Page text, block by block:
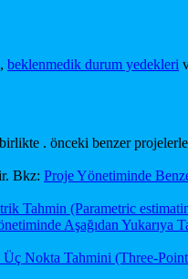
beklenmedik durum yedekleri
. önceki benzer
Bkz: Proje Yönetiminde
Tahmin (Parametric
Aşağıdan Yukarıya
Nokta Tahmini (Three-